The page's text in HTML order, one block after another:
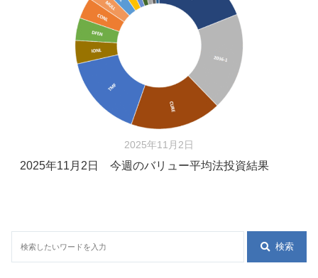
2025年11月2日
2025年11月2日 今週のバリュー平均法投資結果
検索